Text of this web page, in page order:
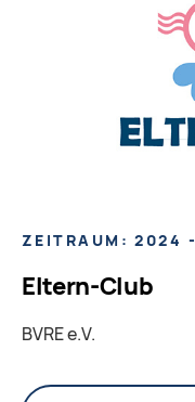
ZEITRAUM: 2024 -
Eltern-Club
BVRE e.V.